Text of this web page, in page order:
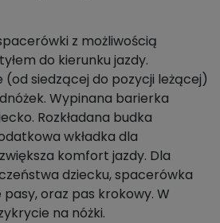
z możliwością
do kierunku jazdy.
(od siedzącej do pozycji leżącej)
Wypinana barierka
Rozkładana budka
wkładka dla
komfort jazdy. Dla
dziecku, spacerówka
oraz pas krokowy. W
na nóżki.